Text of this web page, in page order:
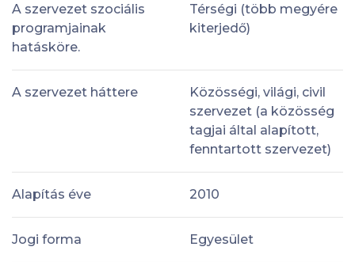
A szervezet szociális
programjainak
hatásköre.
Térségi (több megyére
kiterjedő)
A szervezet háttere
Közösségi, világi, civil
szervezet (a közösség
tagjai által alapított,
fenntartott szervezet)
Alapítás éve 2010
Jogi forma Egyesület